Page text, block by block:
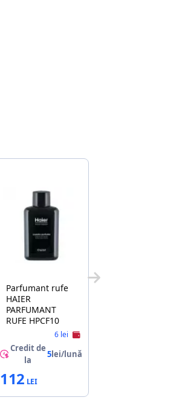
Parfumant rufe
HAIER
PARFUMANT
RUFE HPCF10
6 lei
Credit de
la
5lei/lună
112